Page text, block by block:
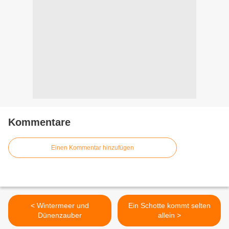
Kommentare
Einen Kommentar hinzufügen
< Wintermeer und
Dünenzauber
Ein Schotte kommt selten
allein >